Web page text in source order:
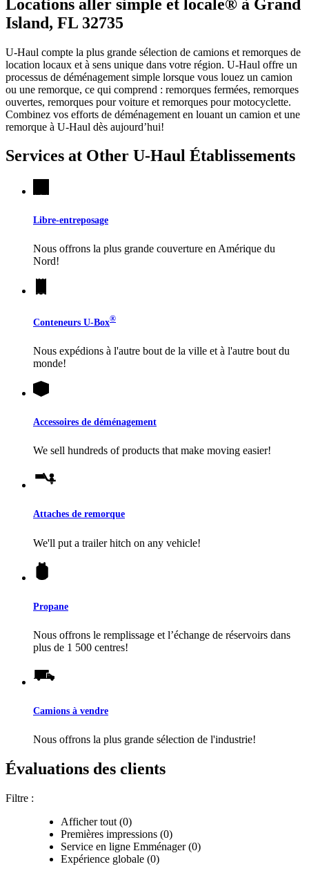
Locations aller simple et locale® à Grand
Island, FL 32735
U-Haul compte la plus grande sélection de camions et remorques de
location locaux et à sens unique dans votre région. U-Haul offre un
processus de déménagement simple lorsque vous louez un camion
ou une remorque, ce qui comprend : remorques fermées, remorques
ouvertes, remorques pour voiture et remorques pour motocyclette.
Combinez vos efforts de déménagement en louant un camion et une
remorque à U-Haul dès aujourd’hui!
Services at Other U-Haul Établissements
Libre-entreposage
Nous offrons la plus grande couverture en Amérique du
Nord!
Conteneurs U-Box®
Nous expédions à l'autre bout de la ville et à l'autre bout du
monde!
Accessoires de déménagement
We sell hundreds of products that make moving easier!
Attaches de remorque
We'll put a trailer hitch on any vehicle!
Propane
Nous offrons le remplissage et l’échange de réservoirs dans
plus de 1 500 centres!
Camions à vendre
Nous offrons la plus grande sélection de l'industrie!
Évaluations des clients
Filtre :
Afficher tout (0)
Premières impressions (0)
Service en ligne Emménager (0)
Expérience globale (0)